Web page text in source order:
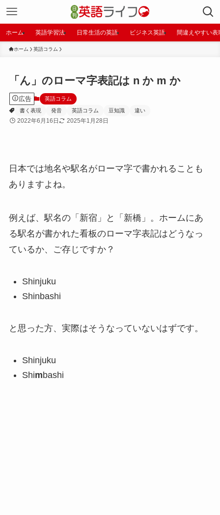
ホーム 英語学習法 日常生活の英語 ビジネス英語 間違えやすい表
ホーム 英語コラム
「ん」のローマ字表記は n か m か
広告
英語コラム
書く表現
発音 英語コラム 豆知識 違い
2022年6月16日 2025年1月28日
日本では地名や駅名がローマ字で書かれることも
ありますよね。
例えば、駅名の「新宿」と「新橋」。ホームにあ
る駅名が書かれた看板のローマ字表記はどうなっ
ているか、ご存じですか？
Shinjuku
Shinbashi
と思った方、実際はそうなっていないはずです。
Shinjuku
Shimbashi